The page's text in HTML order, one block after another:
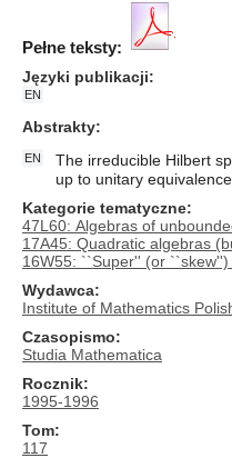
Pełne teksty:
Języki publikacji
EN
Abstrakty
EN
The irreducible Hilbert
up to unitary equivalence.
Kategorie tematyczne
47L60: Algebras of
17A45: Quadratic algebras
16W55: ``Super'' (or
Wydawca
Institute of Mathematics
Czasopismo
Studia Mathematica
Rocznik
1995-1996
Tom
117